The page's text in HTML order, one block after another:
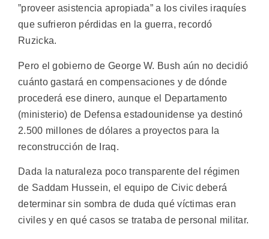
”proveer asistencia apropiada” a los civiles iraquíes
que sufrieron pérdidas en la guerra, recordó
Ruzicka.
Pero el gobierno de George W. Bush aún no decidió
cuánto gastará en compensaciones y de dónde
procederá ese dinero, aunque el Departamento
(ministerio) de Defensa estadounidense ya destinó
2.500 millones de dólares a proyectos para la
reconstrucción de Iraq.
Dada la naturaleza poco transparente del régimen
de Saddam Hussein, el equipo de Civic deberá
determinar sin sombra de duda qué víctimas eran
civiles y en qué casos se trataba de personal militar.